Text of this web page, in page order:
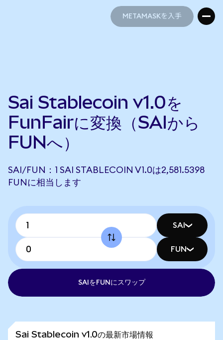
METAMASKを入手
Sai Stablecoin v1.0を
FunFairに変換（SAIから
FUNへ）
SAI/FUN：1 SAI STABLECOIN V1.0は2,581.5398
FUNに相当します
SAI
FUN
SAIをFUNにスワップ
Sai Stablecoin v1.0の最新市場情報